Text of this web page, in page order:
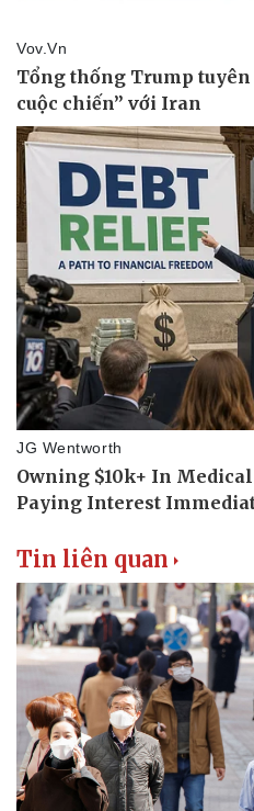
Sức khỏe
Dinh dưỡng - món ngon
Cây thuốc
Sản phụ khoa
Nhi khoa
Nam khoa
Làm đẹp - giảm cân
Phòng mạch online
Ăn sạch sống khỏe
Tin liên quan